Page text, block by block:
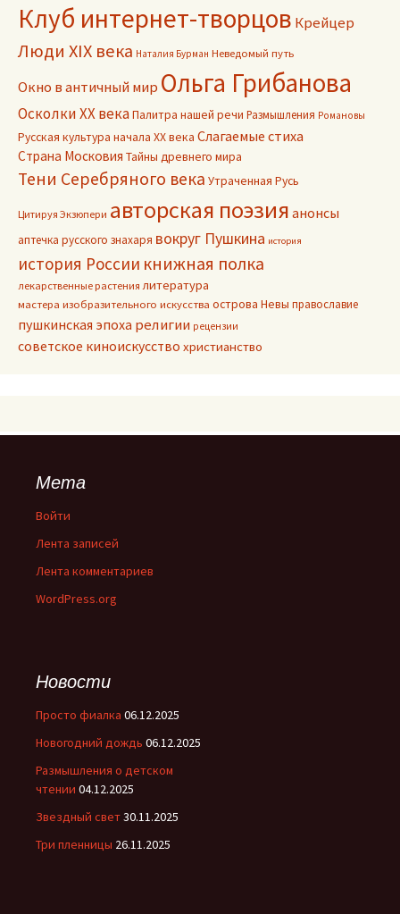
Клуб интернет-творцов Крейцер
Люди XIX века Наталия Бурман Неведомый путь
Окно в античный мир Ольга Грибанова
Осколки ХХ векаПалитра нашей речи Размышления Романовы
Русская культура начала ХХ века Слагаемые стиха
Страна Московия Тайны древнего мира
Тени Серебряного века Утраченная Русь
Цитируя Экзюпери авторская поэзия анонсы
аптечка русского знахаря вокруг Пушкина история
история России книжная полка
лекарственные растения литература
мастера изобразительного искусства острова Невы православие
пушкинская эпоха религии рецензии
советское киноискусство христианство
Мета
Войти
Лента записей
Лента комментариев
WordPress.org
Новости
Просто фиалка 06.12.2025
Новогодний дождь 06.12.2025
Размышления о детском
чтении 04.12.2025
Звездный свет30.11.2025
Три пленницы 26.11.2025